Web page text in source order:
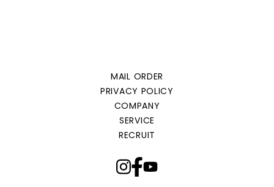
MAIL ORDER
PRIVACY POLICY
COMPANY
SERVICE
RECRUIT